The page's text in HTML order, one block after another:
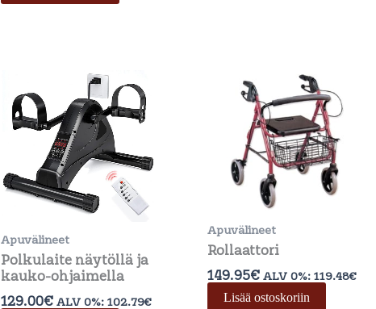
Apuvälineet
Polkulaite näytöllä ja
kauko-ohjaimella
129.00€ ALV 0%:102.79€
Apuvälineet
Rollaattori
149.95€ ALV 0%: 119.48€
Lisää ostoskoriin